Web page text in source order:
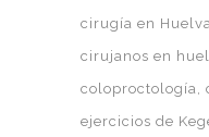
cirugía en
cirujanos en
coloproctología
ejercicios de